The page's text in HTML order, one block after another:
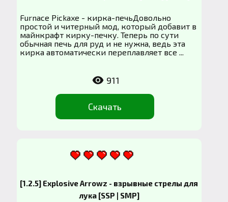
Furnace Pickaxe - кирка-печьДовольно
простой и читерный мод, который добавит в
майнкрафт кирку-печку. Теперь по сути
обычная печь для руд и не нужна, ведь эта
кирка автоматически переплавляет все ...
Скачать
911
[1.2.5] Explosive Arrowz - взрывные стрелы для
лука [SSP | SMP]